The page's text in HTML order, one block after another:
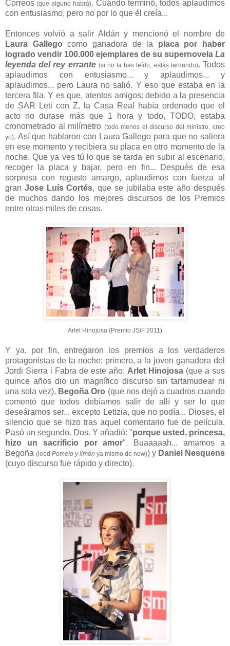
Correos (que alguno habrá). Cuando terminó, todos aplaudimos
con entusiasmo, pero no por lo que él creía...
Entonces volvió a salir Aldán y mencionó el nombre de
Laura Gallego como ganadora de la placa por haber
logrado vendir 100.000 ejemplares de su supernovela La
leyenda del rey errante (si no la has leído, estás tardando). Todos
aplaudimos con entusiasmo... y aplaudimos... y
aplaudimos... pero Laura no salió. Y eso que estaba en la
tercera fila. Y es que, atentos amigos: debido a la presencia
de SAR Leti con Z, la Casa Real había ordenado que el
acto no durase más que 1 hora y todo, TODO, estaba
cronometrado al milímetro (todo menos el discurso del ministro, creo
yo). Así que hablaron con Laura Gallego para que no saliera
en ese momento y recibiera su placa en otro momento de la
noche. Que ya ves tú lo que se tarda en subir al escenario,
recoger la placa y bajar, pero en fin... Después de esa
sorpresa con regusto amargo, aplaudimos con fuerza al
gran Jose Luís Cortés, que se jubilaba este año después
de muchos dando los mejores discursos de los Premios
entre otras miles de cosas.
Arlet Hinojosa (Premio JSiF 2011)
Y ya, por fin, entregaron los premios a los verdaderos
protagonistas de la noche: primero, a la joven ganadora del
Jordi Sierra i Fabra de este año: Arlet Hinojosa (que a sus
quince años dio un magnífico discurso sin tartamudear ni
una sola vez), Begoña Oro (que nos dejó a cuadros cuando
comentó que todos debíamos salir de allí y ser lo que
deseáramos ser... excepto Letizia, que no podía... Dioses, el
silencio que se hizo tras aquel comentario fue de película.
Pasó un segundo. Dos. Y añadió: "porque usted, princesa,
hizo un sacrificio por amor". Buaaaaah... amamos a
Begoña (leed Pomelo y limón ya mismo de now)) y Daniel Nesquens
(cuyo discurso fue rápido y directo).